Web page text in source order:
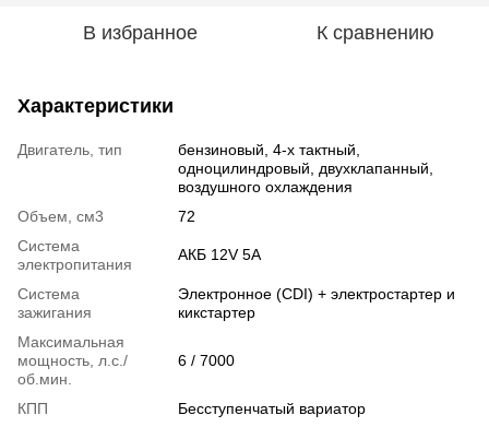
В избранное К сравнению
Характеристики
Двигатель, тип
бензиновый, 4-х тактный,
одноцилиндровый, двухклапанный,
воздушного охлаждения
Объем, см3
72
Система
электропитания
АКБ 12V 5A
Система
зажигания
Электронное (CDI) + электростартер и
кикстартер
Максимальная
мощность, л.с./
об.мин.
6 / 7000
КПП
Бесступенчатый вариатор